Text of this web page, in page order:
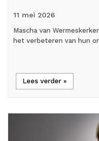
11 mei 2026
Mascha van
het verbeteren van hun
Lees verder »